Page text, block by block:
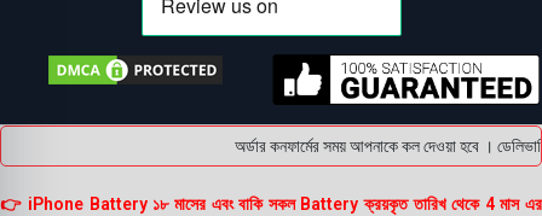
অর্ডার কনফার্মের সময় আপনাকে কল দেওয়া হবে ।
👉 iPhone Battery ১৮ মাসের এবং বাকি সকল Battery ক্রয়কৃত তারিখ থেকে 4 মাস এর